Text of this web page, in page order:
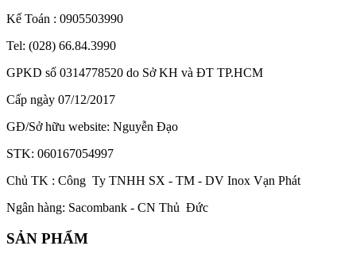
Kế Toán : 0905503990
Tel: (028) 66.84.3990
GPKD số 0314778520 do Sở KH và ĐT TP.HCM
Cấp ngày 07/12/2017
GĐ/Sở hữu website: Nguyễn Đạo
STK: 060167054997
Chủ TK : Công Ty TNHH SX - TM - DV Inox Vạn Phát
Ngân hàng: Sacombank - CN Thủ Đức
SẢN PHẨM